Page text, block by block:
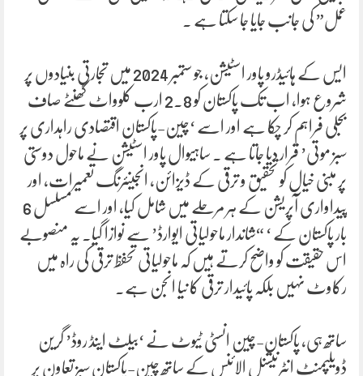
عمل” کی جانب جایا جا سکتا ہے ۔
ایس کے ہائیڈرو پاور اسٹیشن، جو ستمبر 2024 میں تجارتی بنیادوں پر
شروع ہوا، اب تک پاکستان کو 2.8 ارب کلوواٹ گھنٹے صاف
بجلی فراہم کر چکا ہے اور اسے ‘چین-پاکستان اقتصادی راہداری پر
سبز موتی’ قرار دیا جاتا ہے ۔ ساہیوال پاور اسٹیشن نے ماحول دوستی
پر مبنی خیال کو تحقیق و ترقی کے ڈیزائن، انجینئرنگ تعمیرات، اور
پیداواری آپریشن کے ہر مرحلے میں شامل کیا، اور اسے مسلسل 6
بار پاکستان کے ‘ “شاندار ماحولیاتی ایوارڈ’ سے نوازا گیا۔ یہ منصوبے
اس حقیقت کو واضح کرتے ہیں کہ ماحولیاتی تحفظ ترقی کی راہ میں
رکاوٹ نہیں بلکہ پائیدار ترقی کا نیا انجن ہے۔
ساتھ ہی، پاکستان-چین انسٹی ٹیوٹ نے ‘بیلٹ اینڈ روڈ’ گرین
ڈویلپمنٹ انٹرنیشنل الائنس کے ساتھ چین-پاکستان سبز تعاون پر